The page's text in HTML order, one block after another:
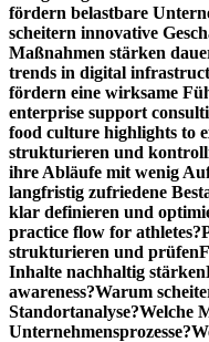
fördern belastbare
scheitern innovative
Maßnahmen stärken
trends in digital
fördern eine wirksame
enterprise support
food culture highlights to
strukturieren und
ihre Abläufe mit wenig
langfristig zufriedene
klar definieren und
practice flow for athletes?
strukturieren und prüfen
Inhalte nachhaltig stärken
awareness?Warum
Standortanalyse?Welche
Unternehmensprozesse?